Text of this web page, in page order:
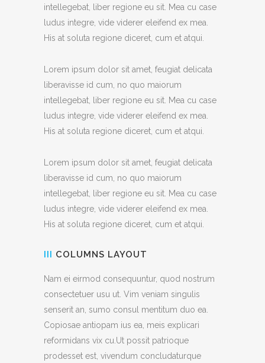
intellegebat, liber regione eu sit. Mea cu case
ludus integre, vide viderer eleifend ex mea.
His at soluta regione diceret, cum et atqui.
Lorem ipsum dolor sit amet, feugiat delicata
liberavisse id cum, no quo maiorum
intellegebat, liber regione eu sit. Mea cu case
ludus integre, vide viderer eleifend ex mea.
His at soluta regione diceret, cum et atqui.
Lorem ipsum dolor sit amet, feugiat delicata
liberavisse id cum, no quo maiorum
intellegebat, liber regione eu sit. Mea cu case
ludus integre, vide viderer eleifend ex mea.
His at soluta regione diceret, cum et atqui.
III COLUMNS LAYOUT
Nam ei eirmod consequuntur, quod nostrum
consectetuer usu ut. Vim veniam singulis
senserit an, sumo consul mentitum duo ea.
Copiosae antiopam ius ea, meis explicari
reformidans vix cu.Ut possit patrioque
prodesset est, vivendum concludaturque